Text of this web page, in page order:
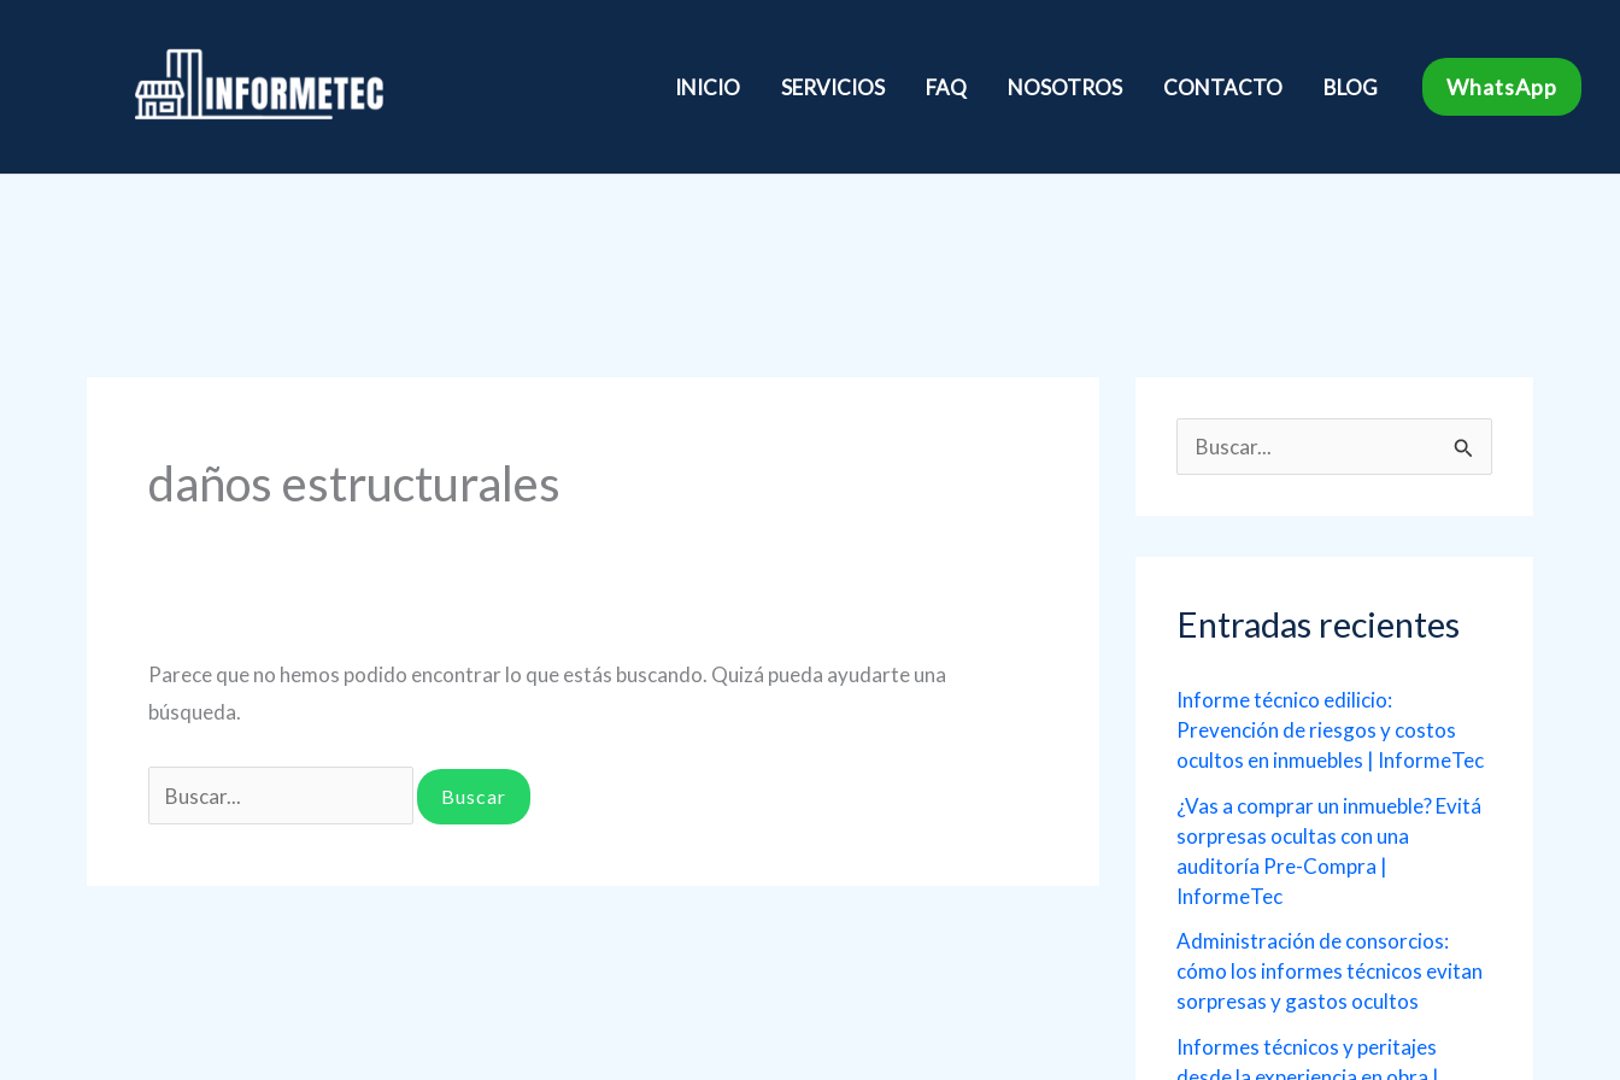
INICIO SERVICIOS FAQ NOSOTROS CONTACTO BLOG WhatsApp
daños estructurales
Parece que no hemos podido encontrar lo que estás buscando. Quizá pueda ayudarte una
búsqueda.
Buscar
por:
u
r
o
r
:
Entradas recientes
Informe técnico edilicio:
Prevención de riesgos y costos
ocultos en inmuebles | InformeTec
¿Vas a comprar un inmueble? Evitá
sorpresas ocultas con una
auditoría Pre-Compra |
InformeTec
Administración de consorcios:
cómo los informes técnicos evitan
sorpresas y gastos ocultos
Informes técnicos y peritajes